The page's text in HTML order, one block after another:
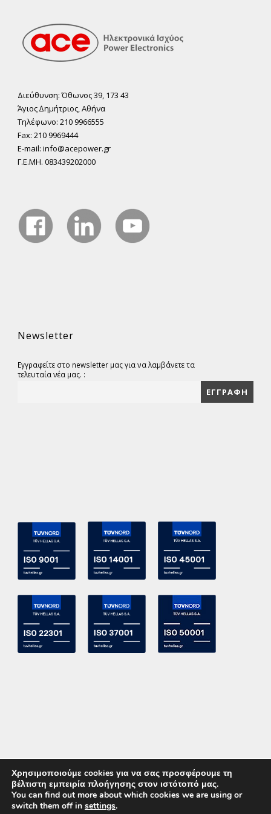
Διεύθυνση: Όθωνος 39, 173 43
Άγιος ∆ηµήτριος, Αθήνα
Τηλέφωνο: 210 9966555
Fax: 210 9969444
E-mail: info@acepower.gr
Γ.Ε.ΜΗ. 083439202000
Newsletter
Εγγραφείτε στο newsletter μας για να λαμβάνετε τα
τελευταία νέα μας. :
Χρησιμοποιούμε cookies για να σας προσφέρουμε τη
βέλτιστη εμπειρία πλοήγησης στον ιστότοπό μας.
You can find out more about which cookies we are using or
switch them off in settings.